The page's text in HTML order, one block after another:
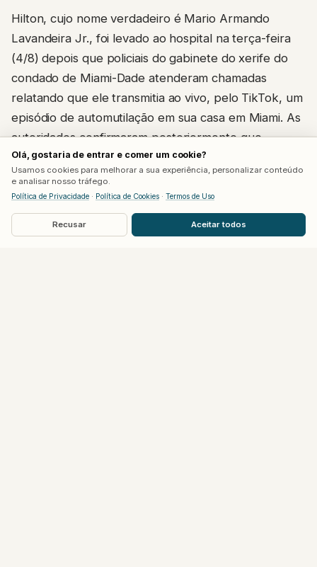
Hilton, cujo nome verdadeiro é Mario Armando
Lavandeira Jr., foi levado ao hospital na terça-feira
(4/8) depois que policiais do gabinete do xerife do
condado de Miami-Dade atenderam chamadas
relatando que ele transmitia ao vivo, pelo TikTok, um
episódio de automutilação em sua casa em Miami. As
autoridades confirmaram posteriormente que
conseguiram resgatar a pessoa em segurança e
encaminhá-la para atendimento médico.
O TikTok afirmou, em nota à Deadline, que a
transmissão permaneceu no ar por 15 a 20 minutos
Olá, gostaria de entrar e comer um cookie?
Usamos cookies para melhorar a sua experiência, personalizar conteúdo
e analisar nosso tráfego.
Política de Privacidade · Política de Cookies · Termos de Uso
Recusar Aceitar todos